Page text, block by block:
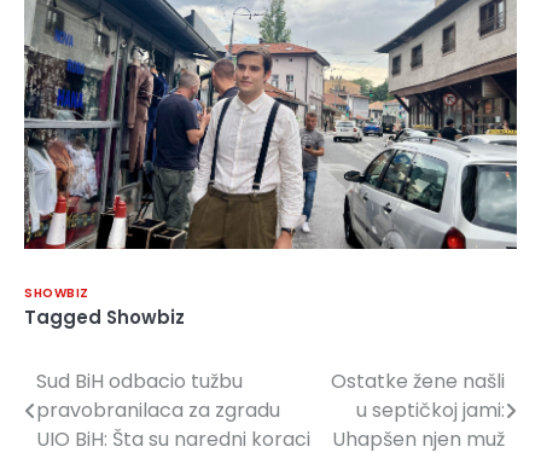
SHOWBIZ
Tagged Showbiz
Navigacija
članaka
Sud BiH odbacio tužbu
pravobranilaca za zgradu
UIO BiH: Šta su naredni koraci
Ostatke žene našli
u septičkoj jami:
Uhapšen njen muž